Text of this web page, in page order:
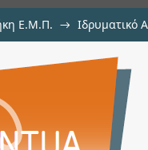
Ε.Μ.Π. → Ιδρυματικό
πρόσδεσης